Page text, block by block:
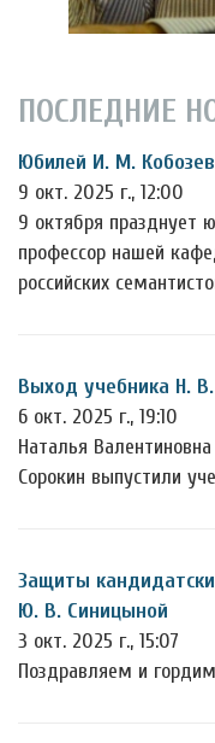
ПОСЛЕДНИЕ
Юбилей И. М.
9 окт. 2025 г., 12:00
9 октября празднует
профессор нашей
российских
Выход учебника Н.
6 окт. 2025 г., 19:10
Наталья
Сорокин выпустили
Защиты
Ю. В. Синицыной
3 окт. 2025 г., 15:07
Поздравляем и